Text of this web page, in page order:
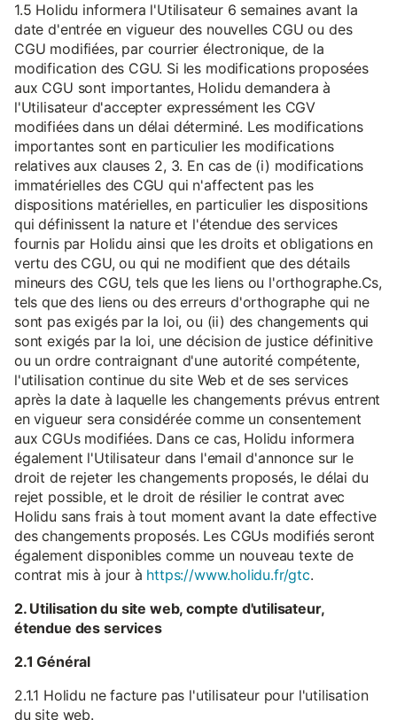
1.5 Holidu informera l'Utilisateur 6 semaines avant la
date d'entrée en vigueur des nouvelles CGU ou des
CGU modifiées, par courrier électronique, de la
modification des CGU. Si les modifications proposées
aux CGU sont importantes, Holidu demandera à
l'Utilisateur d'accepter expressément les CGV
modifiées dans un délai déterminé. Les modifications
importantes sont en particulier les modifications
relatives aux clauses 2, 3. En cas de (i) modifications
immatérielles des CGU qui n'affectent pas les
dispositions matérielles, en particulier les dispositions
qui définissent la nature et l'étendue des services
fournis par Holidu ainsi que les droits et obligations en
vertu des CGU, ou qui ne modifient que des détails
mineurs des CGU, tels que les liens ou l'orthographe.Cs,
tels que des liens ou des erreurs d'orthographe qui ne
sont pas exigés par la loi, ou (ii) des changements qui
sont exigés par la loi, une décision de justice définitive
ou un ordre contraignant d'une autorité compétente,
l'utilisation continue du site Web et de ses services
après la date à laquelle les changements prévus entrent
en vigueur sera considérée comme un consentement
aux CGUs modifiées. Dans ce cas, Holidu informera
également l'Utilisateur dans l'email d'annonce sur le
droit de rejeter les changements proposés, le délai du
rejet possible, et le droit de résilier le contrat avec
Holidu sans frais à tout moment avant la date effective
des changements proposés. Les CGUs modifiés seront
également disponibles comme un nouveau texte de
contrat mis à jour à https://www.holidu.fr/gtc.
2. Utilisation du site web, compte d'utilisateur,
étendue des services
2.1 Général
2.1.1 Holidu ne facture pas l'utilisateur pour l'utilisation
du site web.